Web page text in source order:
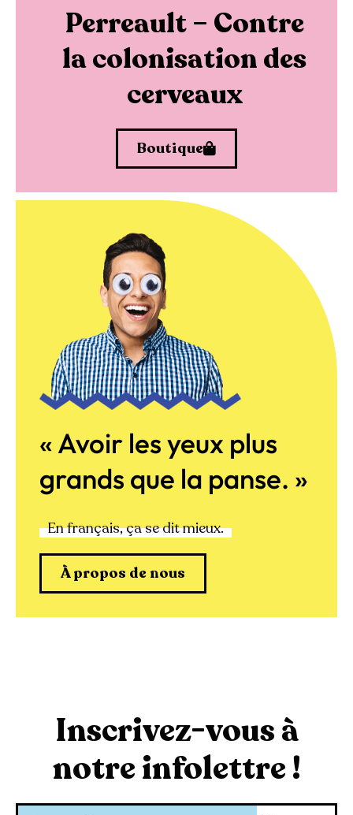
Perreault – Contre
la colonisation des
cerveaux
Boutique
« Avoir les yeux plus
grands que la panse. »
En français, ça se dit mieux.
À propos de nous
Inscrivez-vous à
notre infolettre !